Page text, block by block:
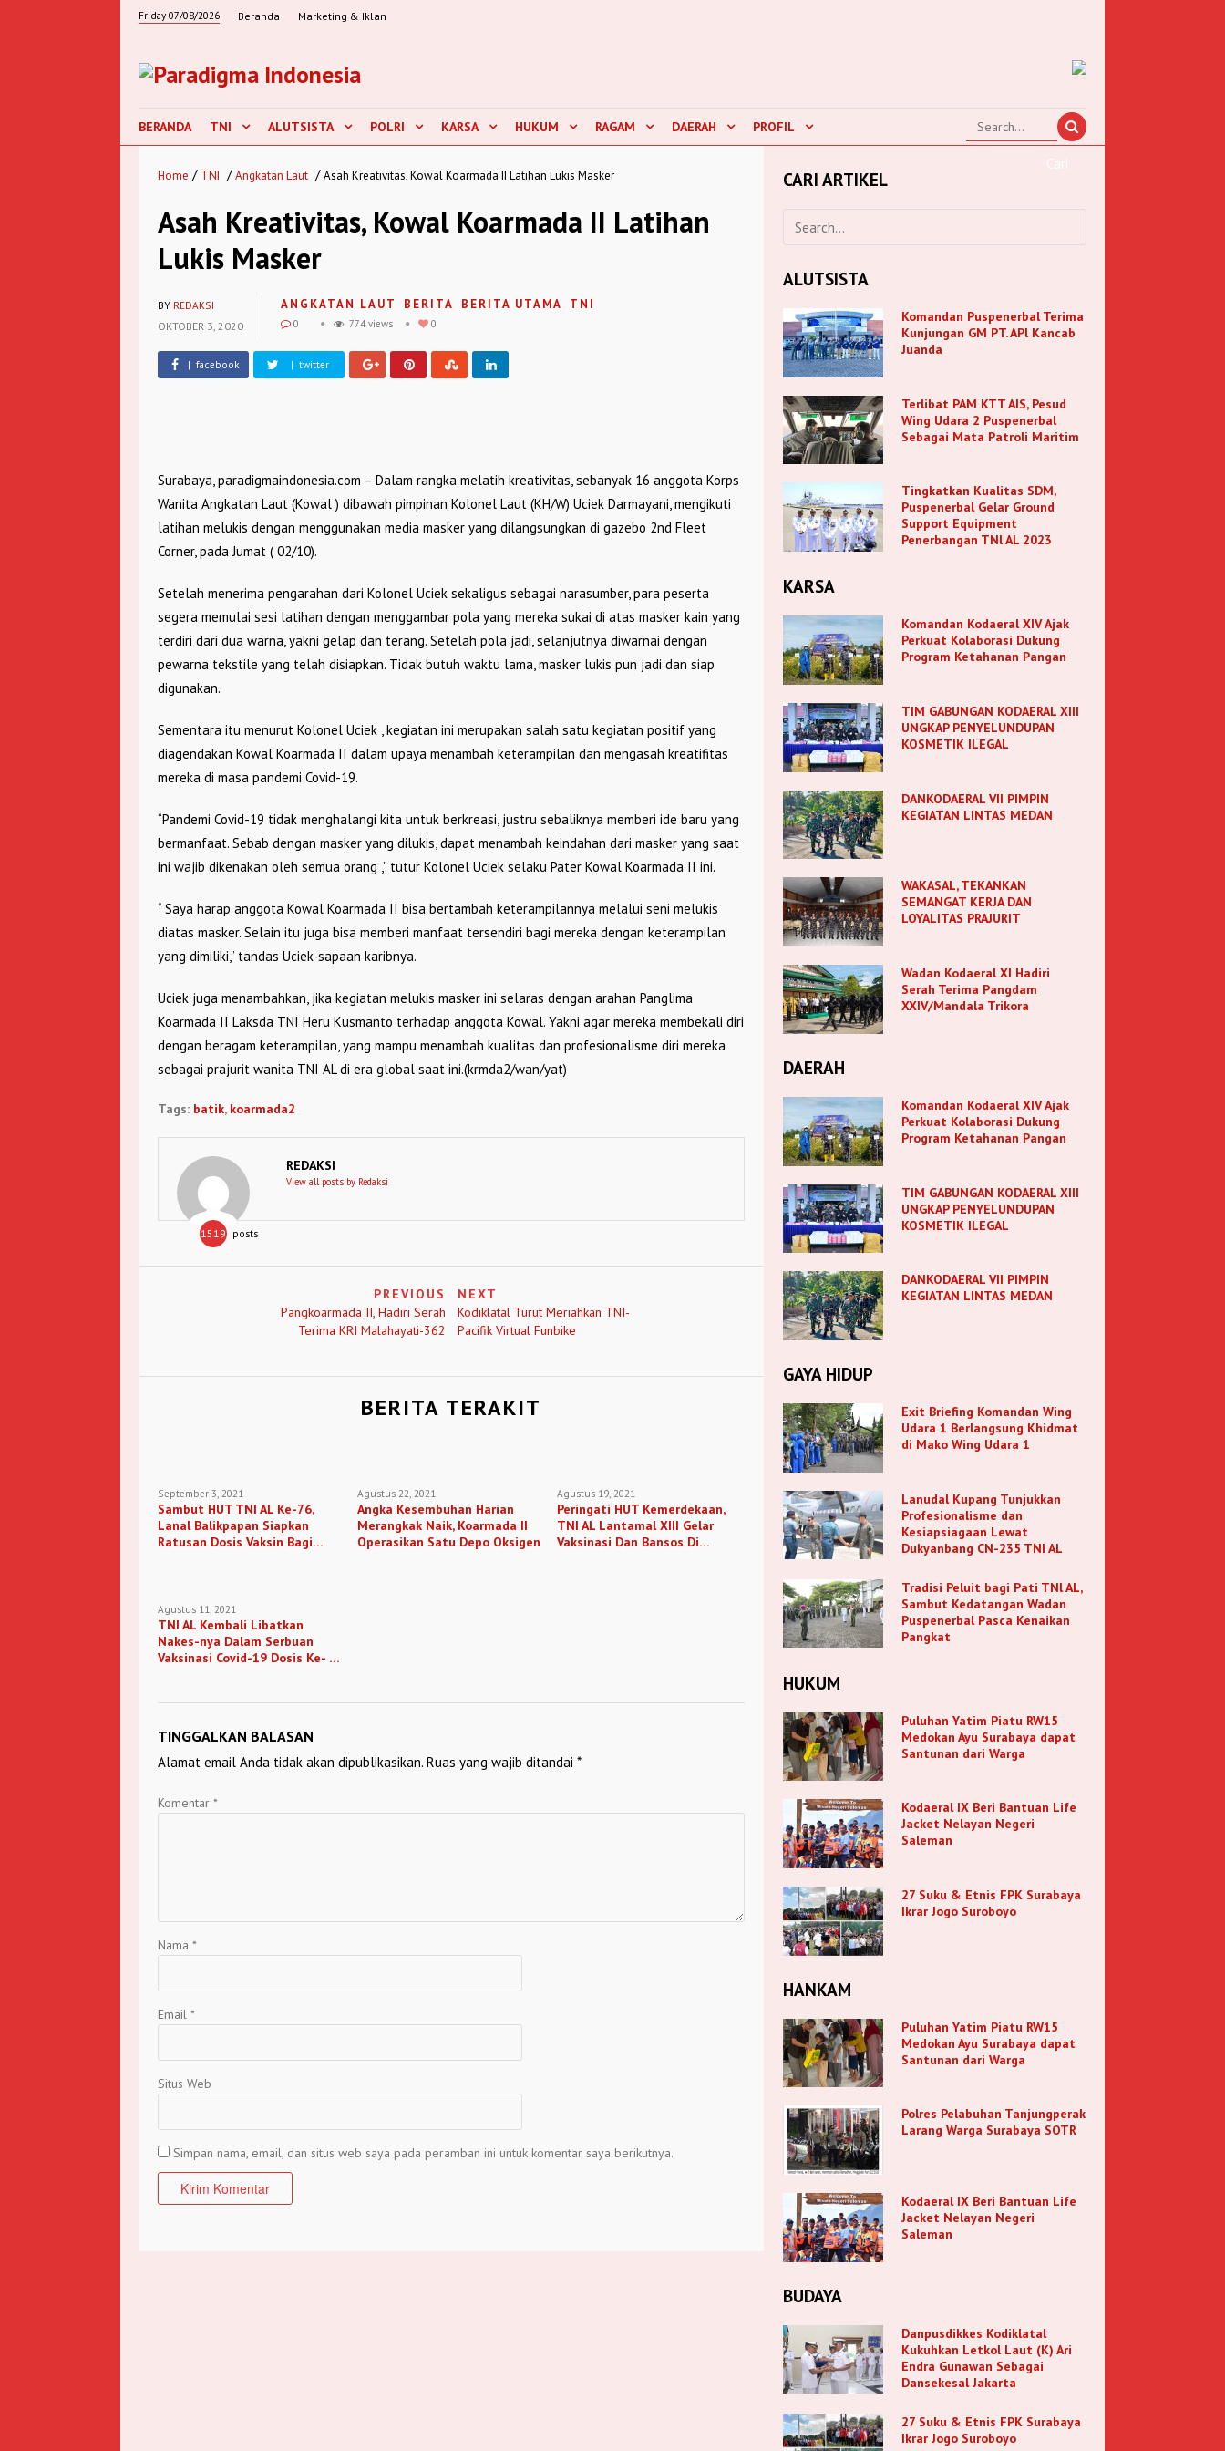
Friday 07/08/2026 Beranda Marketing & Iklan
BERANDA TNI ALUTSISTA POLRI KARSA HUKUM RAGAM DAERAH PROFIL
Home / TNI / Angkatan Laut / Asah Kreativitas, Kowal Koarmada II Latihan Lukis Masker
Asah Kreativitas, Kowal Koarmada II Latihan
Lukis Masker
BY REDAKSI
OKTOBER 3, 2020
ANGKATAN LAUT BERITA BERITA UTAMA TNI
0 774 views 0
| facebook | twitter
Surabaya, paradigmaindonesia.com – Dalam rangka melatih kreativitas, sebanyak 16 anggota Korps
Wanita Angkatan Laut (Kowal ) dibawah pimpinan Kolonel Laut (KH/W) Uciek Darmayani, mengikuti
latihan melukis dengan menggunakan media masker yang dilangsungkan di gazebo 2nd Fleet
Corner, pada Jumat ( 02/10).
Setelah menerima pengarahan dari Kolonel Uciek sekaligus sebagai narasumber, para peserta
segera memulai sesi latihan dengan menggambar pola yang mereka sukai di atas masker kain yang
terdiri dari dua warna, yakni gelap dan terang. Setelah pola jadi, selanjutnya diwarnai dengan
pewarna tekstile yang telah disiapkan. Tidak butuh waktu lama, masker lukis pun jadi dan siap
digunakan.
Sementara itu menurut Kolonel Uciek , kegiatan ini merupakan salah satu kegiatan positif yang
diagendakan Kowal Koarmada II dalam upaya menambah keterampilan dan mengasah kreatifitas
mereka di masa pandemi Covid-19.
“Pandemi Covid-19 tidak menghalangi kita untuk berkreasi, justru sebaliknya memberi ide baru yang
bermanfaat. Sebab dengan masker yang dilukis, dapat menambah keindahan dari masker yang saat
ini wajib dikenakan oleh semua orang ,” tutur Kolonel Uciek selaku Pater Kowal Koarmada II ini.
“ Saya harap anggota Kowal Koarmada II bisa bertambah keterampilannya melalui seni melukis
diatas masker. Selain itu juga bisa memberi manfaat tersendiri bagi mereka dengan keterampilan
yang dimiliki,” tandas Uciek-sapaan karibnya.
Uciek juga menambahkan, jika kegiatan melukis masker ini selaras dengan arahan Panglima
Koarmada II Laksda TNI Heru Kusmanto terhadap anggota Kowal. Yakni agar mereka membekali diri
dengan beragam keterampilan, yang mampu menambah kualitas dan profesionalisme diri mereka
sebagai prajurit wanita TNI AL di era global saat ini.(krmda2/wan/yat)
Tags: batik, koarmada2
1519 posts
REDAKSI
View all posts by Redaksi
PREVIOUS
Pangkoarmada II, Hadiri Serah
Terima KRI Malahayati-362
NEXT
Kodiklatal Turut Meriahkan TNI-
Pacifik Virtual Funbike
BERITA TERAKIT
September 3, 2021
Sambut HUT TNI AL Ke-76,
Lanal Balikpapan Siapkan
Ratusan Dosis Vaksin Bagi
Agustus 22, 2021
Angka Kesembuhan Harian
Merangkak Naik, Koarmada II
Operasikan Satu Depo Oksigen
Agustus 19, 2021
Peringati HUT Kemerdekaan,
TNI AL Lantamal XIII Gelar
Vaksinasi Dan Bansos Di
Agustus 11, 2021
TNI AL Kembali Libatkan
Nakes-nya Dalam Serbuan
Vaksinasi Covid-19 Dosis Ke- 2
TINGGALKAN BALASAN
Alamat email Anda tidak akan dipublikasikan. Ruas yang wajib ditandai *
Komentar *
Nama *
Email *
Situs Web
Simpan nama, email, dan situs web saya pada peramban ini untuk komentar saya berikutnya.
CARI ARTIKEL
ALUTSISTA
Komandan Puspenerbal Terima
Kunjungan GM PT. APl Kancab
Juanda
Terlibat PAM KTT AIS, Pesud
Wing Udara 2 Puspenerbal
Sebagai Mata Patroli Maritim
Tingkatkan Kualitas SDM,
Puspenerbal Gelar Ground
Support Equipment
Penerbangan TNl AL 2023
KARSA
Komandan Kodaeral XIV Ajak
Perkuat Kolaborasi Dukung
Program Ketahanan Pangan
TIM GABUNGAN KODAERAL XIII
UNGKAP PENYELUNDUPAN
KOSMETIK ILEGAL
DANKODAERAL VII PIMPIN
KEGIATAN LINTAS MEDAN
WAKASAL, TEKANKAN
SEMANGAT KERJA DAN
LOYALITAS PRAJURIT
Wadan Kodaeral XI Hadiri
Serah Terima Pangdam
XXIV/Mandala Trikora
DAERAH
Komandan Kodaeral XIV Ajak
Perkuat Kolaborasi Dukung
Program Ketahanan Pangan
TIM GABUNGAN KODAERAL XIII
UNGKAP PENYELUNDUPAN
KOSMETIK ILEGAL
DANKODAERAL VII PIMPIN
KEGIATAN LINTAS MEDAN
GAYA HIDUP
Exit Briefing Komandan Wing
Udara 1 Berlangsung Khidmat
di Mako Wing Udara 1
Lanudal Kupang Tunjukkan
Profesionalisme dan
Kesiapsiagaan Lewat
Dukyanbang CN-235 TNI AL
Tradisi Peluit bagi Pati TNl AL,
Sambut Kedatangan Wadan
Puspenerbal Pasca Kenaikan
Pangkat
HUKUM
Puluhan Yatim Piatu RW15
Medokan Ayu Surabaya dapat
Santunan dari Warga
Kodaeral IX Beri Bantuan Life
Jacket Nelayan Negeri
Saleman
27 Suku & Etnis FPK Surabaya
Ikrar Jogo Suroboyo
HANKAM
Puluhan Yatim Piatu RW15
Medokan Ayu Surabaya dapat
Santunan dari Warga
Polres Pelabuhan Tanjungperak
Larang Warga Surabaya SOTR
Kodaeral IX Beri Bantuan Life
Jacket Nelayan Negeri
Saleman
BUDAYA
Danpusdikkes Kodiklatal
Kukuhkan Letkol Laut (K) Ari
Endra Gunawan Sebagai
Dansekesal Jakarta
27 Suku & Etnis FPK Surabaya
Ikrar Jogo Suroboyo